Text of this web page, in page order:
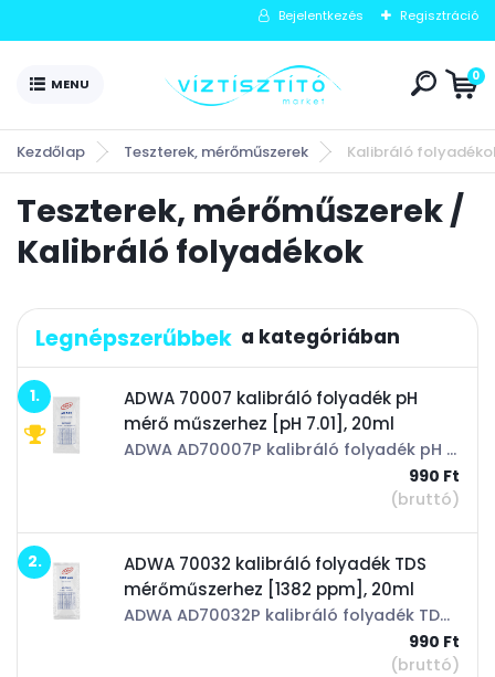
Bejelentkezés Regisztráció
0
Kezdőlap Teszterek, mérőműszerek Kalibráló
Teszterek, mérőműszerek /
Kalibráló folyadékok
Legnépszerűbbek
1.
ADWA 70007 kalibráló folyadék pH
mérő műszerhez [pH 7.01], 20ml
ADWA AD70007P kalibráló folyadék pH műszerekhez ADWA digitális pH és hőmérséklet mérő műszer pH értéke: 7,01 Bármilyen kalibrálható pH műszerhez használható.
990 Ft
(bruttó)
2.
ADWA 70032 kalibráló folyadék TDS
mérőműszerhez [1382 ppm], 20ml
ADWA AD70032P kalibráló folyadék TDS műszerekhez ADWA digitális TDS/EC és hőmérséklet mérő műszer ppm értéke: 1.382 Bármilyen kalibrálható TDS műszerhez használható!
990 Ft
(bruttó)